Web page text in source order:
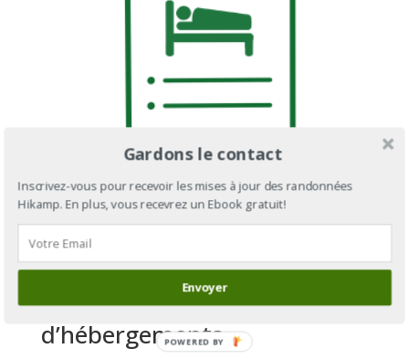
GR®223 section 2 – Liste
d’hébergements
Gardons le contact
Inscrivez-vous pour recevoir les mises à jour des randonnées
Hikamp. En plus, vous recevrez un Ebook gratuit!
Envoyer
POWERED BY